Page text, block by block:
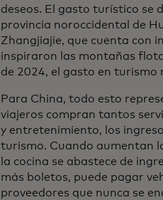
deseos. El gasto turístico se
provincia noroccidental de
Zhangjiajie, que cuenta con
inspiraron las montañas
de 2024, el gasto en turismo
Para China, todo esto
viajeros compran tantos
y entretenimiento, los
turismo. Cuando aumentan
la cocina se abastece de
más boletos, puede pagar
proveedores que nunca se